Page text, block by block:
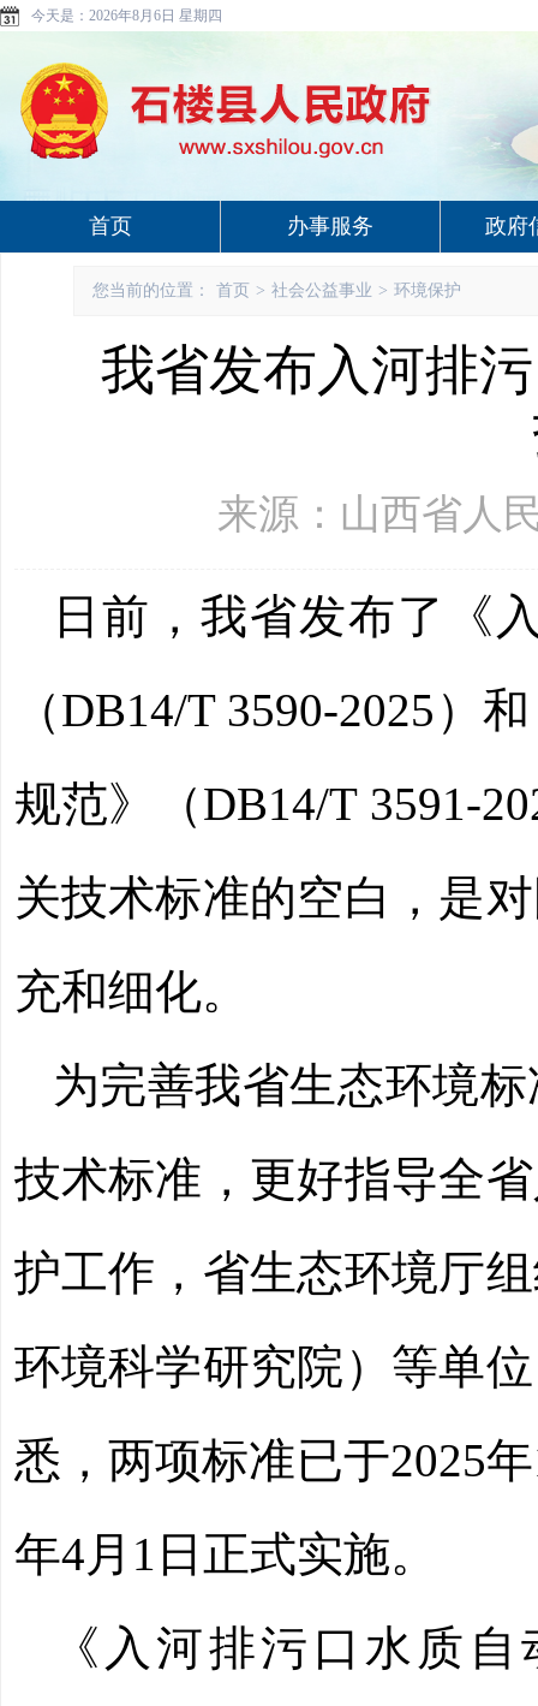
今天是： 2026年8月6日 星期四
首页 办事服务 政府
您当前的位置： 首页 > 社会公益事业 > 环境保护
我省发布入河排
来源：山西省人
日前，我省发布了《
（DB14/T 3590-2025）
规范》（DB14/T 3591-
关技术标准的空白，是
充和细化。
为完善我省生态环境
技术标准，更好指导全
护工作，省生态环境厅
环境科学研究院）等单
悉，两项标准已于2025
年4月1日正式实施。
《入河排污口水质